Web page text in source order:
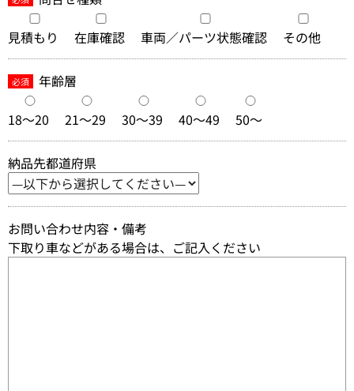
見積もり 在庫確認 車両／パーツ状態確認 その他
必須 年齢層
18～20 21～29 30～39 40～49 50～
納品先都道府県
お問い合わせ内容・備考
下取り車などがある場合は、ご記入ください